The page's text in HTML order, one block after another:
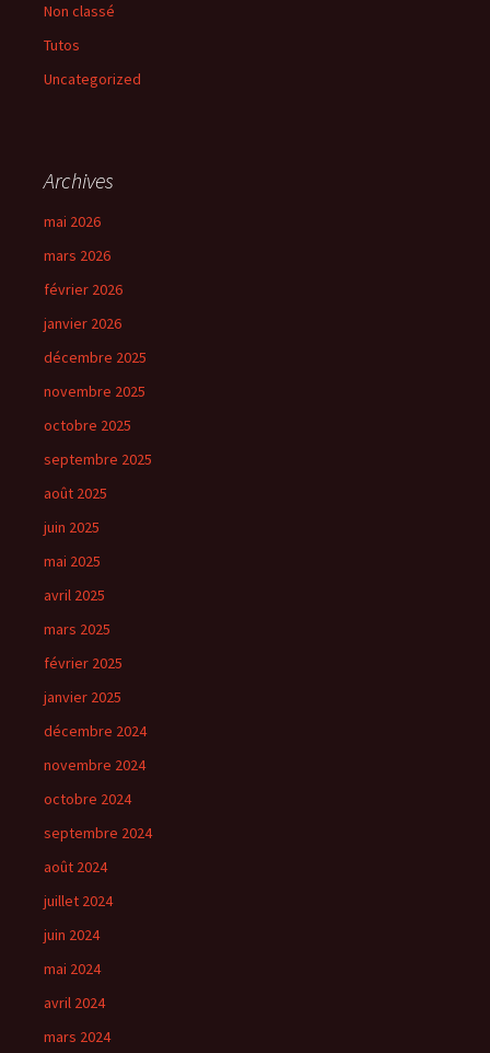
Non classé
Tutos
Uncategorized
Archives
mai 2026
mars 2026
février 2026
janvier 2026
décembre 2025
novembre 2025
octobre 2025
septembre 2025
août 2025
juin 2025
mai 2025
avril 2025
mars 2025
février 2025
janvier 2025
décembre 2024
novembre 2024
octobre 2024
septembre 2024
août 2024
juillet 2024
juin 2024
mai 2024
avril 2024
mars 2024